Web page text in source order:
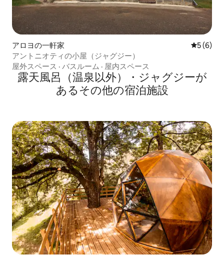
アロヨの一軒家 レビュー
5 (6)
アントニオティの小屋（ジャグジー）
屋外スペース · バスルーム · 屋内スペース
露天風呂（温泉以外）・ジャグジーが
あるその他の宿泊施設